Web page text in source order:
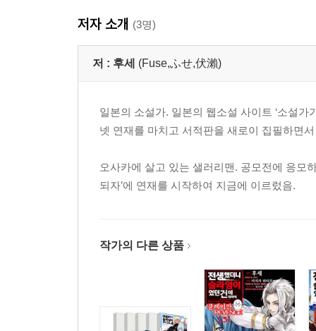
저자 소개 (3명)
저 : 후세 (Fuse,ふせ,伏瀨)
일본의 소설가. 일본의 웹소설 사이트 ‘소설
넷 연재를 마치고 서적판을 새로이 집필하면
오사카에 살고 있는 샐러리맨. 공모전에 응모
되자’에 연재를 시작하여 지금에 이르렀음.
작가의 다른 상품